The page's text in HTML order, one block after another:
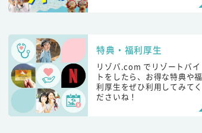
特典・福利厚生
リゾバ.com でリゾートバイ
トをしたら、お得な特典や福
利厚生をぜひ利用してみてく
ださいね！